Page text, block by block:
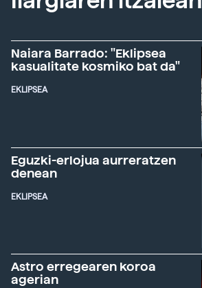
Naiara Barrado: "Eklipsea
kasualitate kosmiko bat da"
EKLIPSEA
Eguzki-erlojua aurreratzen
denean
EKLIPSEA
Astro erregearen koroa
agerian